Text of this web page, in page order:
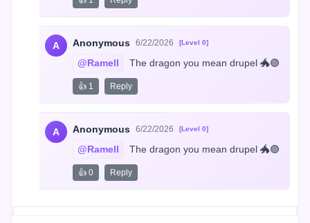
A Anonymous 6/22/2026 [Level 0]
@Ramell The dragon you mean drupel 🐲🟣
👍 1 Reply
A Anonymous 6/22/2026 [Level 0]
@Ramell The dragon you mean drupel 🐲🟣
👍 0 Reply